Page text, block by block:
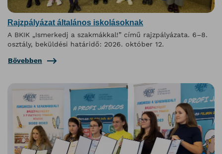
Rajzpályázat általános iskolásoknak
A BKIK „Ismerkedj a szakmákkal!” című rajzpályázata. 6–8.
osztály, beküldési határidő: 2026. október 12.
Bővebben